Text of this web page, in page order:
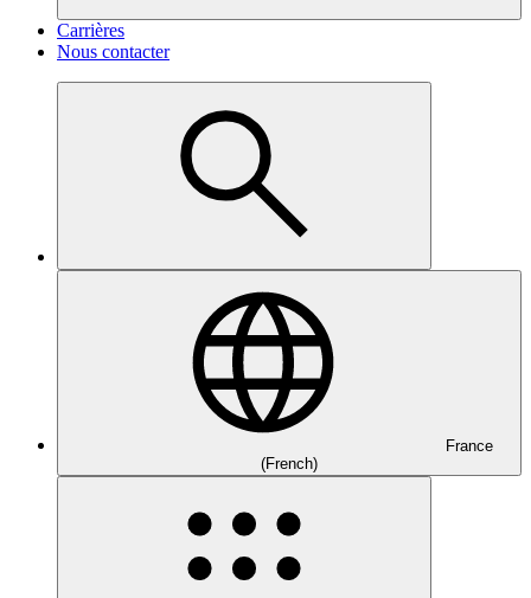
Carrières
Nous contacter
France
(French)